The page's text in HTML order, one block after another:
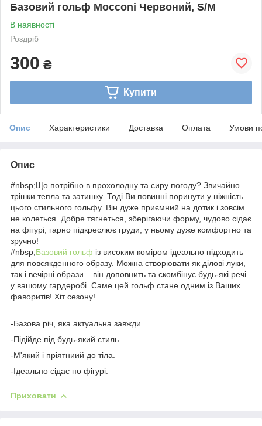
Базовий гольф Mocconi Червоний, S/M
В наявності
Роздріб
300 ₴
Купити
Опис Характеристики Доставка Оплата Умови
Опис
#nbsp;Що потрібно в прохолодну та сиру погоду? Звичайно
трішки тепла та затишку. Тоді Ви повинні поринути у ніжність
цього стильного гольфу. Він дуже приємний на дотик і зовсім
не колеться. Добре тягнеться, зберігаючи форму, чудово сідає
на фігурі, гарно підкреслює груди, у ньому дуже комфортно та
зручно!
#nbsp;Базовий гольф із високим коміром ідеально підходить
для повсякденного образу. Можна створювати як ділові луки,
так і вечірні образи – він доповнить та скомбінує будь-які речі
у вашому гардеробі. Саме цей гольф стане одним із Ваших
фаворитів! Хіт сезону!
-Базова річ, яка актуальна завжди.
-Підійде під будь-який стиль.
-М'який і пріятниий до тіла.
-Ідеально сідає по фігурі.
Приховати